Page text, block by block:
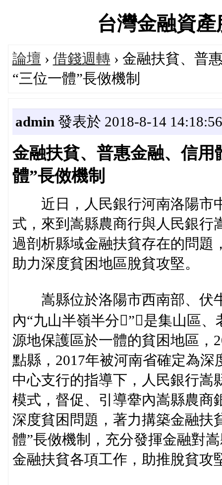
台灣金融資
論壇 › 借錢週轉 › 金融扶貧、普
“三位一體”長傚機制
admin 發表於 2018-8-14 14:18:56
金融扶貧、普惠金融、信
體”長傚機制
近日，人民銀行河南洛陽市
式，來到嵩縣農商行與人民銀行
過剖析縣域金融扶貧存在的問題
助力深度貧困地區脫貧攻堅。
嵩縣位於洛陽市西南部、伏
內“九山半嶺半分”，是集山區
源地保護區於一體的貧困地區，
點縣，2017年被河南省確定為
中心支行的指導下，人民銀行嵩
模式，督促、引導舝內嵩縣農商
深度貧困問題，著力搆築金融扶
體”長傚機制，充分發揮金融對
金融扶貧各項工作，助推脫貧攻